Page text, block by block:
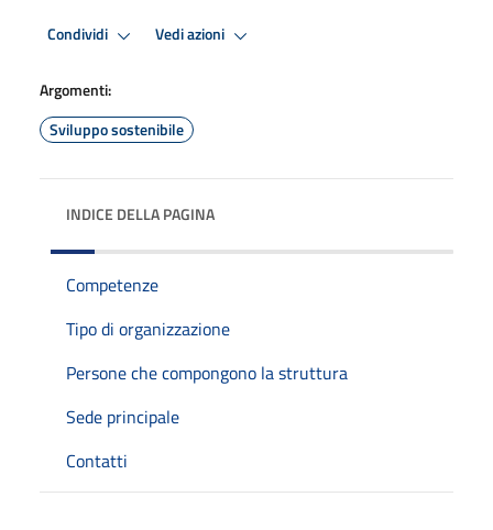
Condividi Vedi azioni
Argomenti:
Sviluppo sostenibile
INDICE DELLA PAGINA
Competenze
Tipo di organizzazione
Persone che compongono la struttura
Sede principale
Contatti